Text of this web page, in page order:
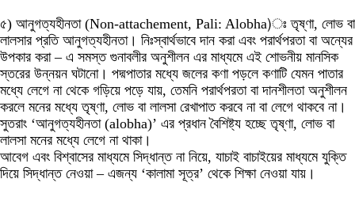
৫) আনুগত্যহীনতা (Non-attachement, Pali: Alobha)ঃ তৃষ্ণা, লোভ বা
লালসার প্রতি আনুগত্যহীনতা। নিঃস্বার্থভাবে দান করা এবং পরার্থপরতা বা অন্যের
উপকার করা – এ সমস্ত গুনাবলীর অনুশীলন এর মাধ্যমে এই শোভনীয় মানসিক
স্তরের উন্নয়ন ঘটানো। পদ্মপাতার মধ্যে জলের কণা পড়লে কণাটি যেমন পাতার
মধ্যে লেগে না থেকে গড়িয়ে পড়ে যায়, তেমনি পরার্থপরতা বা দানশীলতা অনুশীলন
করলে মনের মধ্যে তৃষ্ণা, লোভ বা লালসা রেখাপাত করবে না বা লেগে থাকবে না।
সুতরাং ‘আনুগত্যহীনতা (alobha)’ এর প্রধান বৈশিষ্ট্য হচ্ছে তৃষ্ণা, লোভ বা
লালসা মনের মধ্যে লেগে না থাকা।
আবেগ এবং বিশ্বাসের মাধ্যমে সিদ্ধান্ত না নিয়ে, যাচাই বাচাইয়ের মাধ্যমে যুক্তি
দিয়ে সিদ্ধান্ত নেওয়া – এজন্য ‘কালামা সূত্র’ থেকে শিক্ষা নেওয়া যায়।